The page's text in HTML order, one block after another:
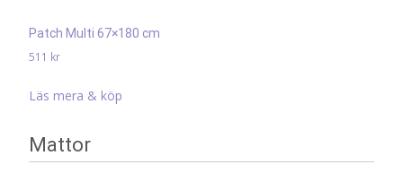
Patch Multi 67×180 cm
511 kr
Läs mera & köp
Mattor